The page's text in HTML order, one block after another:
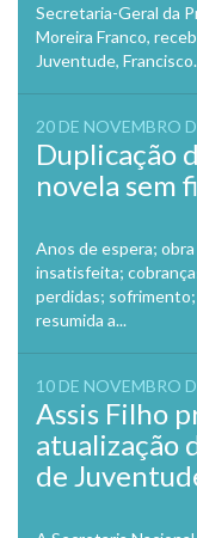
Secretaria-Geral da
Moreira Franco,
Juventude,
20 DE NOVEMBRO
Duplicação
novela sem
Anos de espera;
insatisfeita;
perdidas;
resumida a...
10 DE NOVEMBRO
Assis Filho
atualização
de